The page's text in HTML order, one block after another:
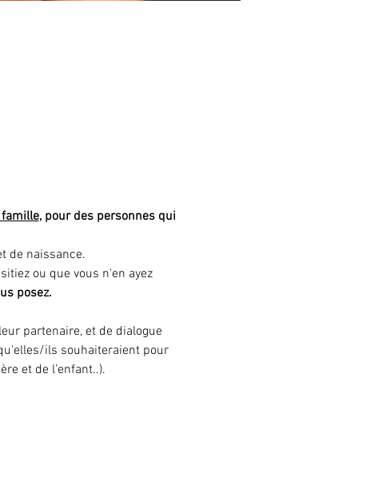
, pour des personnes qui
de naissance.
ou que vous n'en ayez
posez.
partenaire, et de dialogue
ils souhaiteraient pour
et de l’enfant..).